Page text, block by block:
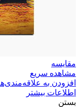
مقایسه
مشاهده سریع
افزودن به
اطلاعات بیشتر
بستن